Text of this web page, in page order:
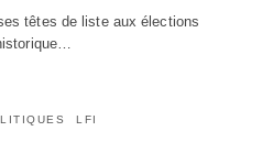
têtes de liste aux élections
LFI